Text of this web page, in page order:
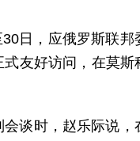
日，应俄罗斯联
友好访问，在莫
会谈时，赵乐际说